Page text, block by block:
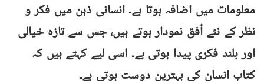
معلومات میں اضافہ ہوتا ہے۔ انسانی ذہن میں فکر و
نظر کے نئے اُفق نمودار ہوتے ہیں، جس سے تازہ خیالی
اور بلند فکری پیدا ہوتی ہے۔ اسی لیے کہتے ہیں کہ
کتاب انسان کی بہترین دوست ہوتی ہے۔